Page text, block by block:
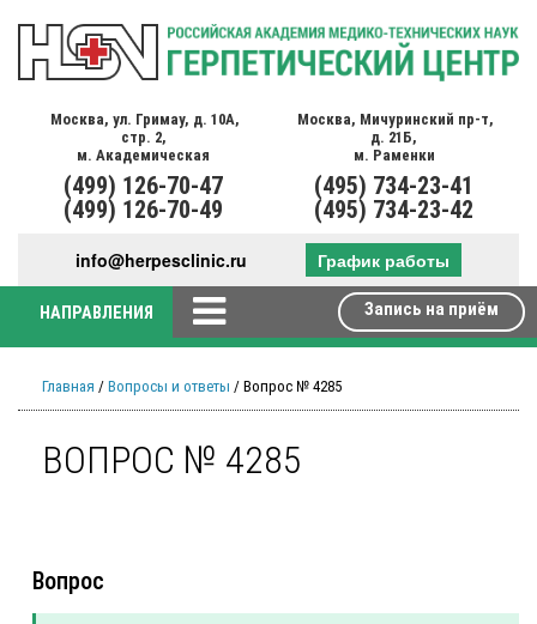
Москва, ул. Гримау, д. 10А,
стр. 2,
м. Академическая
(499) 126-70-47
(499) 126-70-49
Москва, Мичуринский пр-т,
д. 21Б,
м. Раменки
(495) 734-23-41
(495) 734-23-42
info@herpesclinic.ru График работы
НАПРАВЛЕНИЯ Запись на приём
Главная / Вопросы и ответы / Вопрос № 4285
ВОПРОС № 4285
Вопрос